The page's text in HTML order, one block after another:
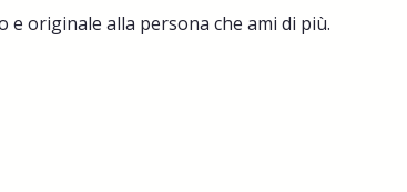
e originale alla persona che ami di più.